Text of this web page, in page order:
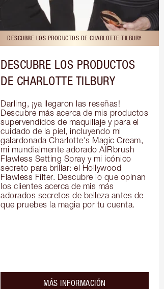
DESCUBRE LOS PRODUCTOS DE CHARLOTTE TILBURY
DESCUBRE LOS PRODUCTOS
DE CHARLOTTE TILBURY
Darling, ¡ya llegaron las reseñas!
Descubre más acerca de mis productos
supervendidos de maquillaje y para el
cuidado de la piel, incluyendo mi
galardonada Charlotte's Magic Cream,
mi mundialmente adorado AIRbrush
Flawless Setting Spray y mi icónico
secreto para brillar: el Hollywood
Flawless Filter. Descubre lo que opinan
los clientes acerca de mis más
adorados secretos de belleza antes de
que pruebes la magia por tu cuenta.
MÁS INFORMACIÓN